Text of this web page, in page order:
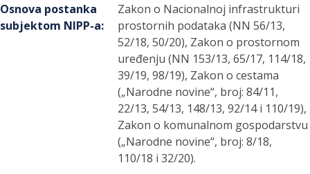
Osnova postanka
subjektom NIPP-a:
Zakon o Nacionalnoj infrastrukturi
prostornih podataka (NN 56/13,
52/18, 50/20), Zakon o prostornom
uređenju (NN 153/13, 65/17, 114/18,
39/19, 98/19), Zakon o cestama
(„Narodne novine“, broj: 84/11,
22/13, 54/13, 148/13, 92/14 i 110/19),
Zakon o komunalnom gospodarstvu
(„Narodne novine“, broj: 8/18,
110/18 i 32/20).